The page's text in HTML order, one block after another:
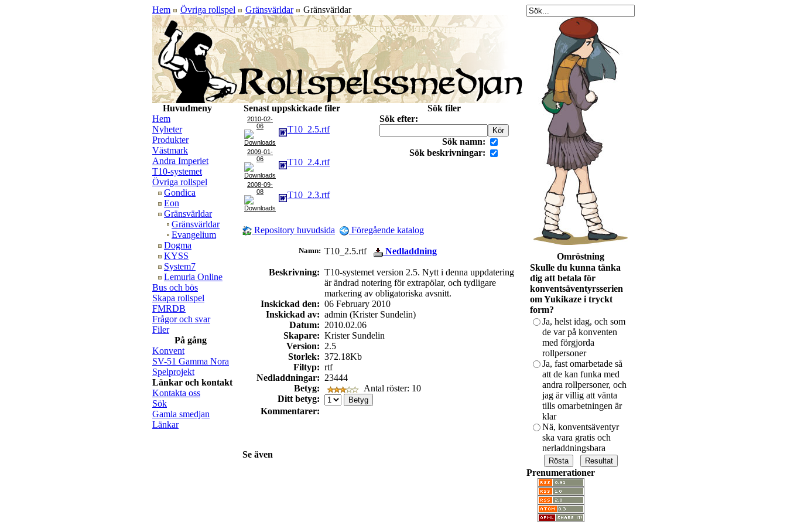
Hem Övriga rollspel Gränsvärldar Gränsvärldar
Huvudmeny
Hem
Nyheter
Produkter
Västmark
Andra Imperiet
T10-systemet
Övriga rollspel
Gondica
Eon
Gränsvärldar
Gränsvärldar
Evangelium
Dogma
KYSS
System7
Lemuria Online
Bus och bös
Skapa rollspel
FMRDB
Frågor och svar
Filer
På gång
Konvent
SV-51 Gamma Nora
Spelprojekt
Länkar och kontakt
Kontakta oss
Sök
Gamla smedjan
Länkar
Senast uppskickade filer
2010-02-
06
T10_2.5.rtf
2009-01-
06
T10_2.4.rtf
2008-09-
08
T10_2.3.rtf
Sök filer
Sök efter:
Sök namn:
Sök beskrivningar:
Repository huvudsida Föregående katalog
Namn: T10_2.5.rtf Nedladdning
Beskrivning: T10-systemet version 2.5. Nytt i denna uppdatering
är ändrad notering för extrapölar, och tydligare
markering av obligatoriska avsnitt.
Inskickad den: 06 February 2010
Inskickad av: admin (Krister Sundelin)
Datum: 2010.02.06
Skapare: Krister Sundelin
Version: 2.5
Storlek: 372.18Kb
Filtyp: rtf
Nedladdningar: 23444
Betyg:
Antal röster: 10
Ditt betyg:
Kommentarer:
Se även
Omröstning
Skulle du kunna tänka
dig att betala för
konventsäventyrsserien
om Yukikaze i tryckt
form?
Ja, helst idag, och som
de var på konventen
med förgjorda
rollpersoner
Ja, fast omarbetade så
att de kan funka med
andra rollpersoner, och
jag är villig att vänta
tills omarbetningen är
klar
Nä, konventsäventyr
ska vara gratis och
nerladdningsbara
Prenumerationer